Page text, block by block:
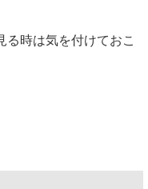
る時は気を付けておこ